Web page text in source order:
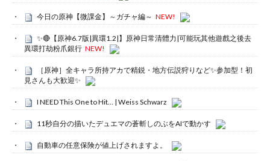
今日の原神【微課金】～ガチャ編～ NEW!
✨🔴【原神6.7版|異環1.2|】原神日常清體力|可能玩其他遊戲之後去
異環打劫粉爪銀行 NEW!
［原神］全キャラ所持アカで精鋭・地方伝説狩りなど✨参加型！初
見さんも大歓迎✨
I NEED This One to Hit… | Weiss Schwarz
11秒自分の描いたデュエマの蒼斬しのぶをAIで動かす
自動車の任意保険が値上げされますよ。